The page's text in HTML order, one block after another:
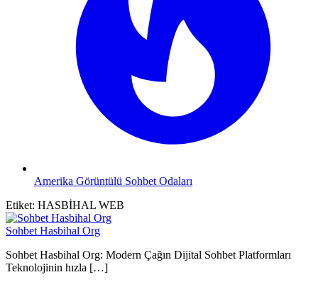
Amerika Görüntülü Sohbet Odaları
Etiket: HASBİHAL WEB
Sohbet Hasbihal Org
Sohbet Hasbihal Org: Modern Çağın Dijital Sohbet Platformları
Teknolojinin hızla […]